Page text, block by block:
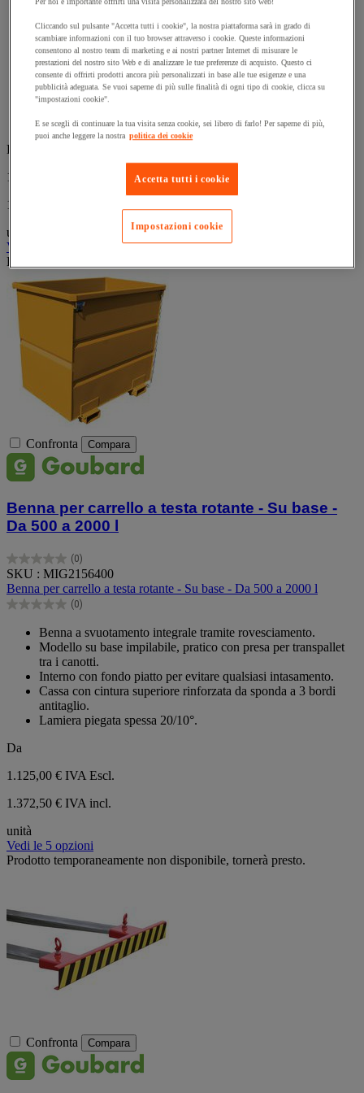
stelle.
Benna a svuotamento integrale tramite rovesciamento.
Prodotto dotato di 2 rotelle fisse e 2 rotelle girevoli con
mancorrente.
Prodotto pratico con presa per transpallet tra i canotti.
Interno con fondo piatto per evitare qualsiasi intasamento.
Cassa con cintura superiore rinforzata da sponda a 3 bordi
antitaglio.
Lamiera piegata spessa 20/10°.
Da
1.429,00 €
1.743,38 € IVA incl.
unità
Vedi le 5 opzioni
Prodotto temporaneamente non disponibile, tornerà presto.
Confronta Compara
Benna per carrello a testa rotante - Su base -
Da 500 a 2000 l
(0)
0.0
su
5
stelle.
SKU : MIG2156400
Benna per carrello a testa rotante - Su base - Da 500 a 2000 l
(0)
0.0
Benna a svuotamento integrale tramite rovesciamento.
Modello su base impilabile, pratico con presa per transpallet
tra i canotti.
Interno con fondo piatto per evitare qualsiasi intasamento.
Cassa con cintura superiore rinforzata da sponda a 3 bordi
antitaglio.
Lamiera piegata spessa 20/10°.
Da
1.125,00 € IVA Escl.
1.372,50 € IVA incl.
unità
Vedi le 5 opzioni
Prodotto temporaneamente non disponibile, tornerà presto.
Confronta Compara
Cliccando sul pulsante "Accetta tutti i cookie", la nostra piattaforma sarà in grado di
scambiare informazioni con il tuo browser attraverso i cookie. Queste informazioni
consentono al nostro team di marketing e ai nostri partner Internet di misurare le
prestazioni del nostro sito Web e di analizzare le tue preferenze di acquisto. Questo ci
consente di offrirti prodotti ancora più personalizzati in base alle tue esigenze e una
pubblicità adeguata. Se vuoi saperne di più sulle finalità di ogni tipo di cookie, clicca su
"impostazioni cookie".
E se scegli di continuare la tua visita senza cookie, sei libero di farlo! Per saperne di più,
puoi anche leggere la nostra politica dei cookie
Accetta tutti i cookie
Impostazioni cookie